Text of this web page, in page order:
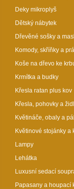
Deky mikroplyš
Dětský nábytek
Dřevěné sošky a
Komody, skříňky a
Koše na dřevo ke
Krmítka a budky
Křesla ratan plus kov
Křesla, pohovky a
Květináče, obaly a
Květinové stojánky a
Lampy
Lehátka
Luxusní sedací
Papasany a houpací